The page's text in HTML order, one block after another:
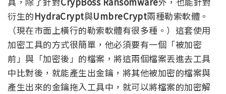
衍生的HydraCrypt與UmbreCrypt兩種勒索軟體。
（現在市面上橫行的勒索軟體有很多種。）這套使用
加密工具的方式很簡單，他必須要有一個「被加密
前」與「加密後」的檔案，將這兩個檔案丟進去工具
中比對後，就能產生出金鑰，將其他被加密的檔案與
產生出來的金鑰拖入工具中，就可以將檔案的加密解